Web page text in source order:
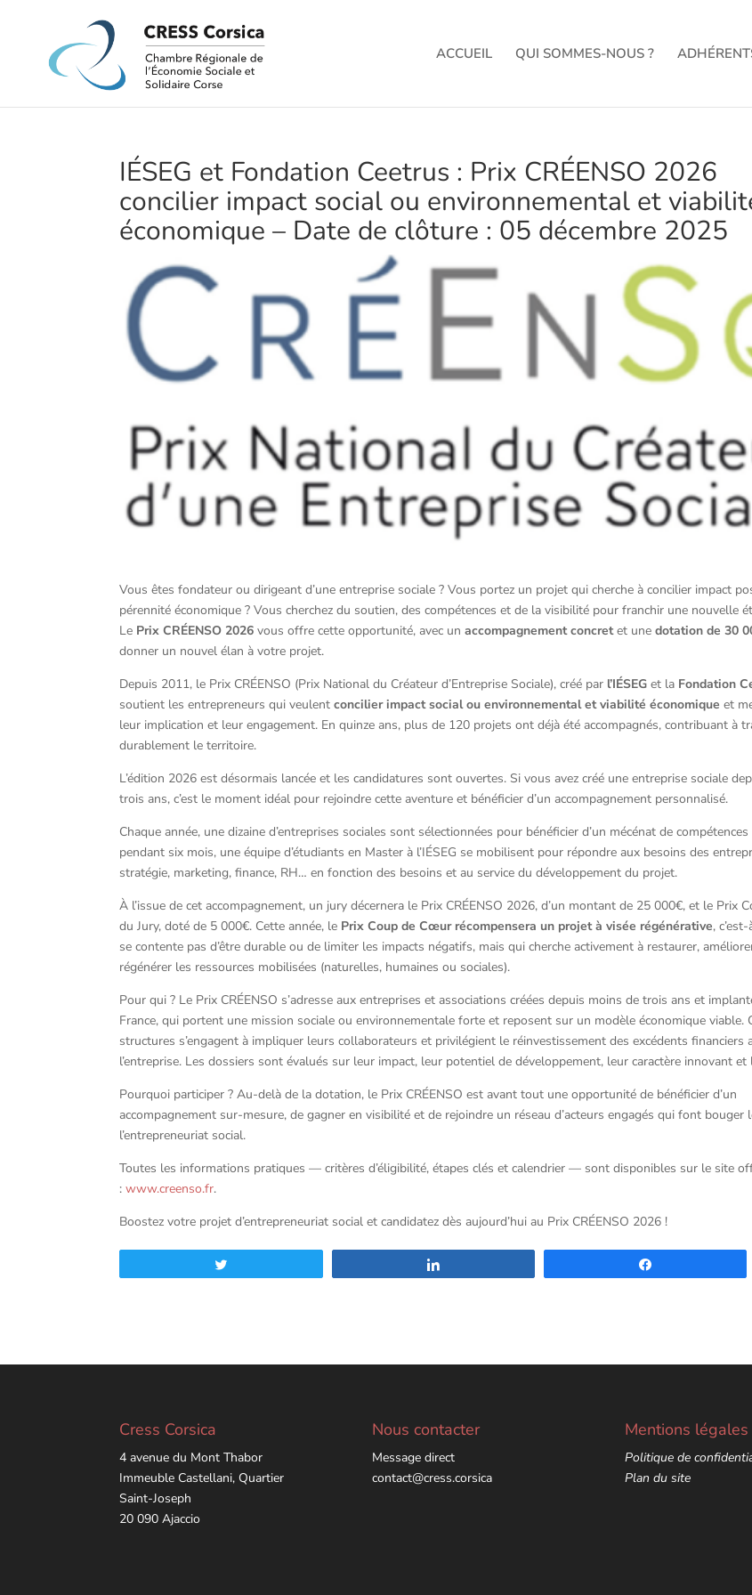
ACCUEIL QUI SOMMES-NOUS ?
IÉSEG et Fondation Ceetrus : Prix CRÉENSO 2026
concilier impact social ou environnemental et
économique – Date de clôture : 05 décembre 2025
Vous êtes fondateur ou dirigeant d’une entreprise sociale ? Vous portez un projet qui cherche à concilier impact
pérennité économique ? Vous cherchez du soutien, des compétences et de la visibilité pour franchir une nouvelle
Le Prix CRÉENSO 2026 vous offre cette opportunité, avec unaccompagnement concretet unedotation de 30
donner un nouvel élan à votre projet.
Depuis 2011, le Prix CRÉENSO (Prix National du Créateur d’Entreprise Sociale), créé par l’IÉSEG et la Fondation
soutient les entrepreneurs qui veulentconcilier impact social ou environnemental et viabilité économique et
leur implication et leur engagement. En quinze ans, plus de 120 projets ont déjà été accompagnés, contribuant à
durablement le territoire.
L’édition 2026 est désormais lancée et les candidatures sont ouvertes. Si vous avez créé une entreprise sociale
trois ans, c’est le moment idéal pour rejoindre cette aventure et bénéficier d’un accompagnement personnalisé.
Chaque année, une dizaine d’entreprises sociales sont sélectionnées pour bénéficier d’un mécénat de
pendant six mois, une équipe d’étudiants en Master à l’IÉSEG se mobilisent pour répondre aux besoins des
stratégie, marketing, finance, RH… en fonction des besoins et au service du développement du projet.
À l’issue de cet accompagnement, un jury décernera le Prix CRÉENSO 2026, d’un montant de 25 000€, et le Prix
du Jury, doté de 5 000€. Cette année, le Prix Coup de Cœur récompensera un projet à visée régénérative,
se contente pas d’être durable ou de limiter les impacts négatifs, mais qui cherche activement à restaurer,
régénérer les ressources mobilisées (naturelles, humaines ou sociales).
Pour qui ? Le Prix CRÉENSO s’adresse aux entreprises et associations créées depuis moins de trois ans et
France, qui portent une mission sociale ou environnementale forte et reposent sur un modèle économique viable.
structures s’engagent à impliquer leurs collaborateurs et privilégient le réinvestissement des excédents financiers
l’entreprise. Les dossiers sont évalués sur leur impact, leur potentiel de développement, leur caractère innovant
Pourquoi participer ? Au-delà de la dotation, le Prix CRÉENSO est avant tout une opportunité de bénéficier d’un
accompagnement sur-mesure, de gagner en visibilité et de rejoindre un réseau d’acteurs engagés qui font bouger
l’entrepreneuriat social.
Toutes les informations pratiques — critères d’éligibilité, étapes clés et calendrier — sont disponibles sur le site
:www.creenso.fr.
Boostez votre projet d’entrepreneuriat social et candidatez dès aujourd’hui au Prix CRÉENSO 2026 !
Cress Corsica
4 avenue du Mont Thabor
Immeuble Castellani, Quartier
Saint-Joseph
20 090 Ajaccio
Nous contacter
Message direct
contact@cress.corsica
Mentions légales
Politique de
Plan du site